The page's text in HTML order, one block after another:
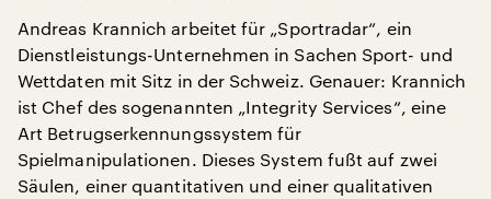
Andreas Krannich arbeitet für „Sportradar“, ein
Dienstleistungs-Unternehmen in Sachen Sport- und
Wettdaten mit Sitz in der Schweiz. Genauer: Krannich
ist Chef des sogenannten „Integrity Services“, eine
Art Betrugserkennungssystem für
Spielmanipulationen. Dieses System fußt auf zwei
Säulen, einer quantitativen und einer qualitativen